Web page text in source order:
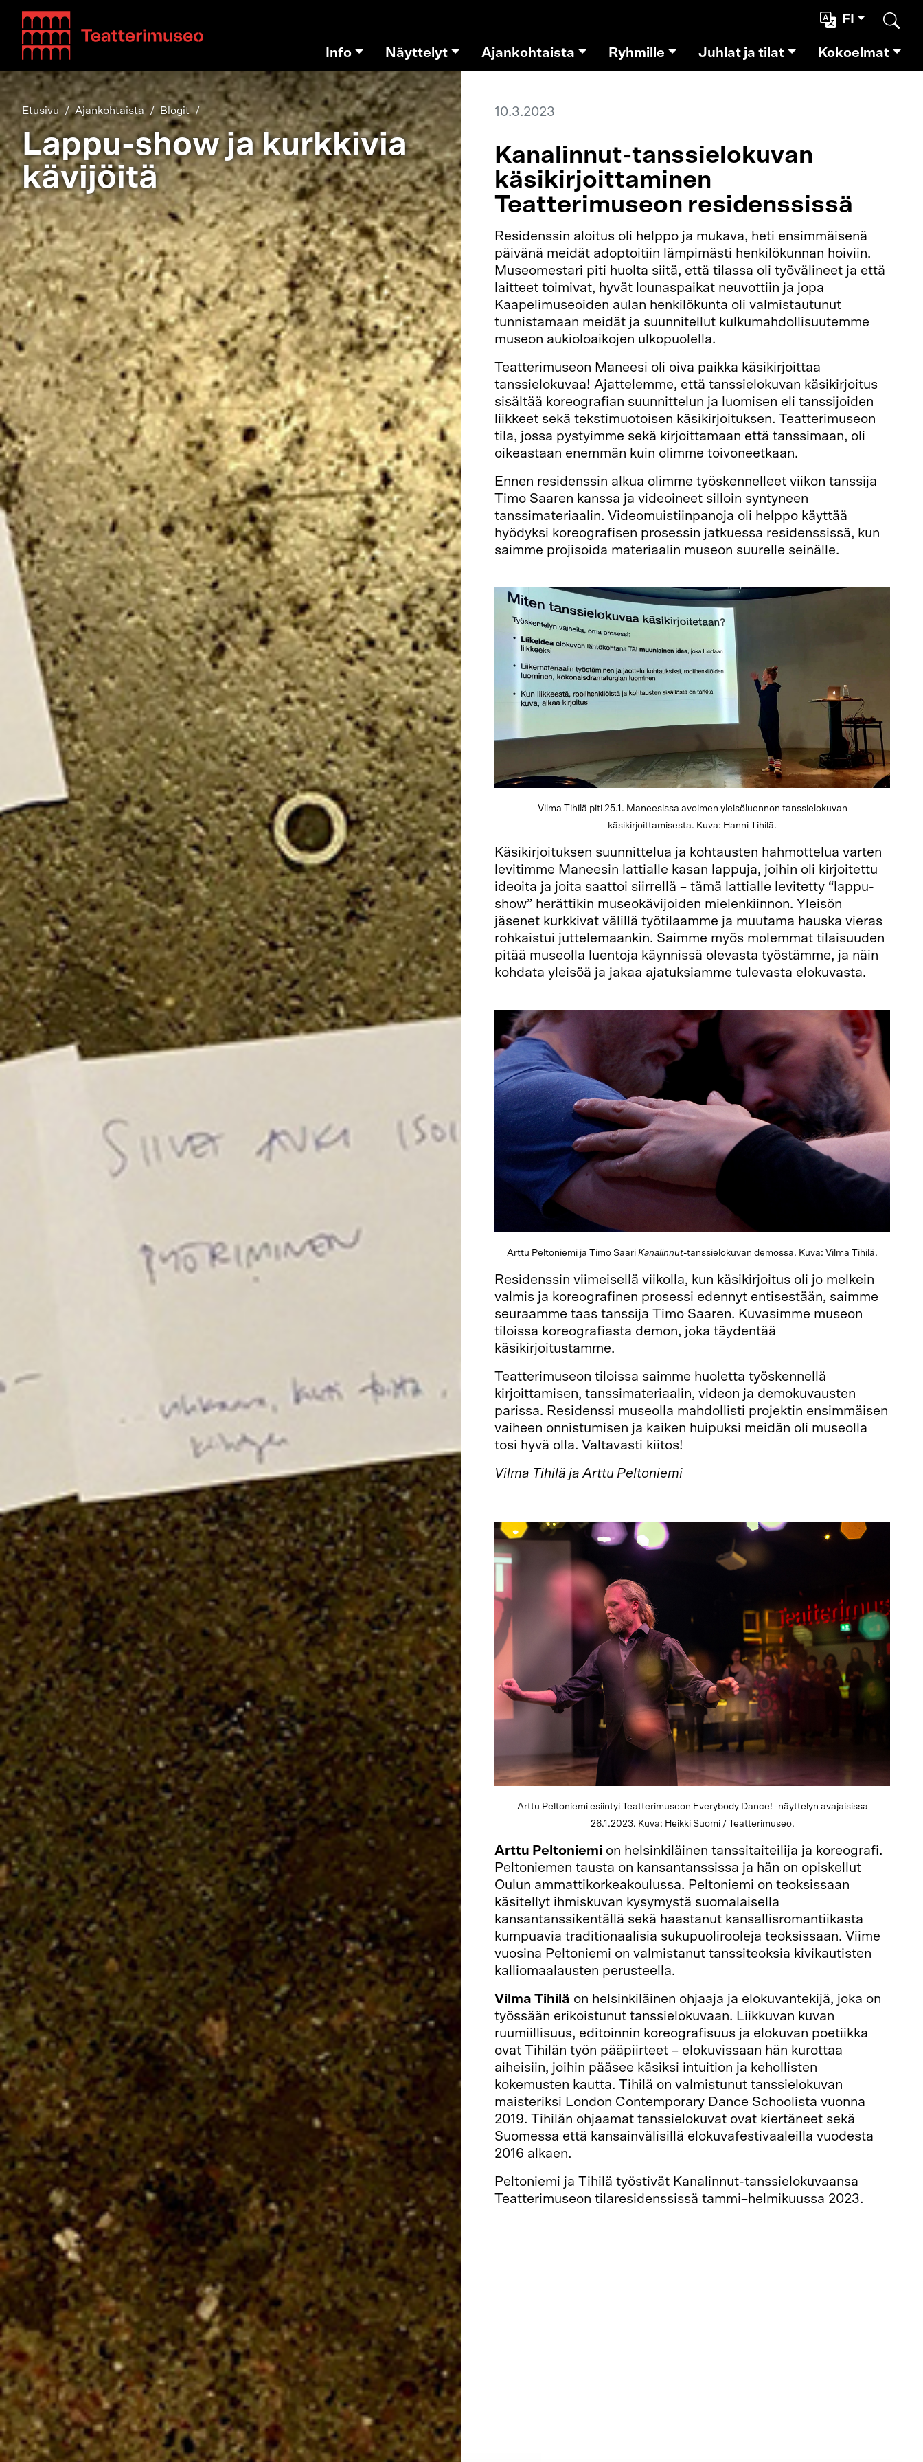
Teatterimuseo FI
Info Näyttelyt Ajankohtaista Ryhmille Juhlat ja tilat Kokoelmat
Etusivu Ajankohtaista Blogit
Lappu-show ja kurkkivia
kävijöitä
10.3.2023
Kanalinnut-tanssielokuvan
käsikirjoittaminen
Teatterimuseon residenssissä
Residenssin aloitus oli helppo ja mukava, heti ensimmäisenä
päivänä meidät adoptoitiin lämpimästi henkilökunnan hoiviin.
Museomestari piti huolta siitä, että tilassa oli työvälineet ja että
laitteet toimivat, hyvät lounaspaikat neuvottiin ja jopa
Kaapelimuseoiden aulan henkilökunta oli valmistautunut
tunnistamaan meidät ja suunnitellut kulkumahdollisuutemme
museon aukioloaikojen ulkopuolella.
Teatterimuseon Maneesi oli oiva paikka käsikirjoittaa
tanssielokuvaa! Ajattelemme, että tanssielokuvan käsikirjoitus
sisältää koreografian suunnittelun ja luomisen eli tanssijoiden
liikkeet sekä tekstimuotoisen käsikirjoituksen. Teatterimuseon
tila, jossa pystyimme sekä kirjoittamaan että tanssimaan, oli
oikeastaan enemmän kuin olimme toivoneetkaan.
Ennen residenssin alkua olimme työskennelleet viikon tanssija
Timo Saaren kanssa ja videoineet silloin syntyneen
tanssimateriaalin. Videomuistiinpanoja oli helppo käyttää
hyödyksi koreografisen prosessin jatkuessa residenssissä, kun
saimme projisoida materiaalin museon suurelle seinälle.
Vilma Tihilä piti 25.1. Maneesissa avoimen yleisöluennon tanssielokuvan
käsikirjoittamisesta. Kuva: Hanni Tihilä.
Käsikirjoituksen suunnittelua ja kohtausten hahmottelua varten
levitimme Maneesin lattialle kasan lappuja, joihin oli kirjoitettu
ideoita ja joita saattoi siirrellä – tämä lattialle levitetty “lappu-
show” herättikin museokävijoiden mielenkiinnon. Yleisön
jäsenet kurkkivat välillä työtilaamme ja muutama hauska vieras
rohkaistui juttelemaankin. Saimme myös molemmat tilaisuuden
pitää museolla luentoja käynnissä olevasta työstämme, ja näin
kohdata yleisöä ja jakaa ajatuksiamme tulevasta elokuvasta.
Arttu Peltoniemi ja Timo Saari Kanalinnut-tanssielokuvan demossa. Kuva: Vilma Tihilä.
Residenssin viimeisellä viikolla, kun käsikirjoitus oli jo melkein
valmis ja koreografinen prosessi edennyt entisestään, saimme
seuraamme taas tanssija Timo Saaren. Kuvasimme museon
tiloissa koreografiasta demon, joka täydentää
käsikirjoitustamme.
Teatterimuseon tiloissa saimme huoletta työskennellä
kirjoittamisen, tanssimateriaalin, videon ja demokuvausten
parissa. Residenssi museolla mahdollisti projektin ensimmäisen
vaiheen onnistumisen ja kaiken huipuksi meidän oli museolla
tosi hyvä olla. Valtavasti kiitos!
Vilma Tihilä ja Arttu Peltoniemi
Arttu Peltoniemi esiintyi Teatterimuseon Everybody Dance! -näyttelyn avajaisissa
26.1.2023. Kuva: Heikki Suomi / Teatterimuseo.
Arttu Peltoniemi on helsinkiläinen tanssitaiteilija ja koreografi.
Peltoniemen tausta on kansantanssissa ja hän on opiskellut
Oulun ammattikorkeakoulussa. Peltoniemi on teoksissaan
käsitellyt ihmiskuvan kysymystä suomalaisella
kansantanssikentällä sekä haastanut kansallisromantiikasta
kumpuavia traditionaalisia sukupuolirooleja teoksissaan. Viime
vuosina Peltoniemi on valmistanut tanssiteoksia kivikautisten
kalliomaalausten perusteella.
Vilma Tihilä on helsinkiläinen ohjaaja ja elokuvantekijä, joka on
työssään erikoistunut tanssielokuvaan. Liikkuvan kuvan
ruumiillisuus, editoinnin koreografisuus ja elokuvan poetiikka
ovat Tihilän työn pääpiirteet – elokuvissaan hän kurottaa
aiheisiin, joihin pääsee käsiksi intuition ja kehollisten
kokemusten kautta. Tihilä on valmistunut tanssielokuvan
maisteriksi London Contemporary Dance Schoolista vuonna
2019. Tihilän ohjaamat tanssielokuvat ovat kiertäneet sekä
Suomessa että kansainvälisillä elokuvafestivaaleilla vuodesta
2016 alkaen.
Peltoniemi ja Tihilä työstivät Kanalinnut-tanssielokuvaansa
Teatterimuseon tilaresidenssissä tammi–helmikuussa 2023.